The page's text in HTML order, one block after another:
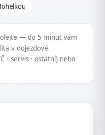
— do 5 minut vám
v dojezdové
· servis · ostatní) nebo